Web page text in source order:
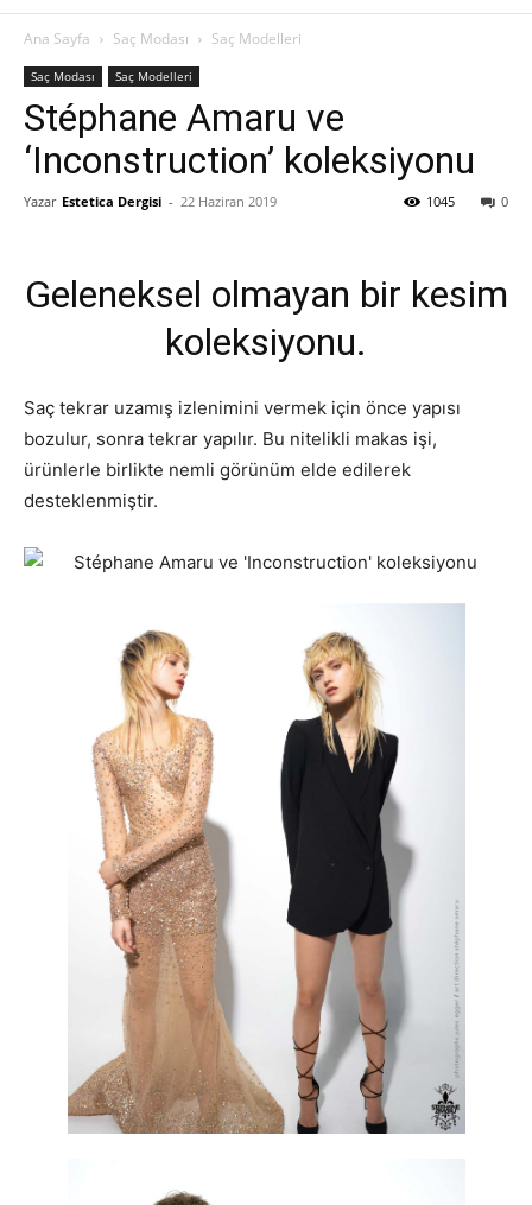
Ana Sayfa Saç Modası Saç Modelleri
Saç Modası Saç Modelleri
Stéphane Amaru ve
‘Inconstruction’ koleksiyonu
Yazar Estetica Dergisi - 22 Haziran 2019 0
1045
Geleneksel olmayan bir kesim
koleksiyonu.
Saç tekrar uzamış izlenimini vermek için önce yapısı
bozulur, sonra tekrar yapılır. Bu nitelikli makas işi,
ürünlerle birlikte nemli görünüm elde edilerek
desteklenmiştir.